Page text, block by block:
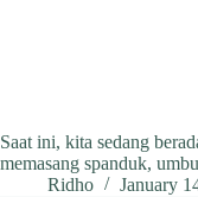
Saat ini, kita sedang
memasang spanduk,
Ridho
January